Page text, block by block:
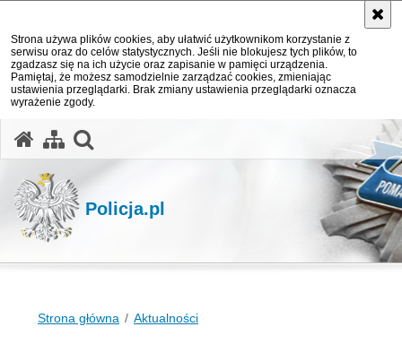
Strona używa plików cookies, aby ułatwić użytkownikom korzystanie z
serwisu oraz do celów statystycznych. Jeśli nie blokujesz tych plików, to
zgadzasz się na ich użycie oraz zapisanie w pamięci urządzenia.
Pamiętaj, że możesz samodzielnie zarządzać cookies, zmieniając
ustawienia przeglądarki. Brak zmiany ustawienia przeglądarki oznacza
wyrażenie zgody.
Policja.pl
Strona główna Aktualności